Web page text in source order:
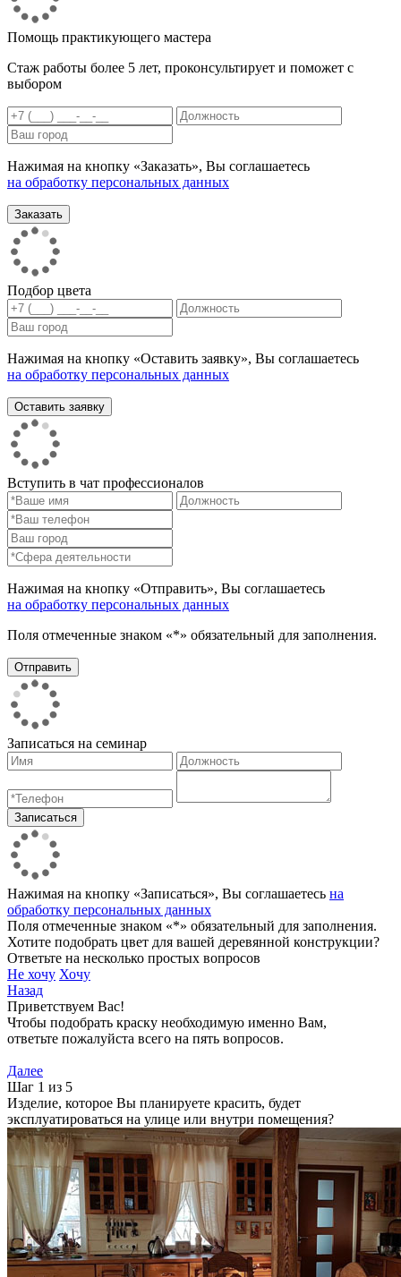
Помощь практикующего мастера
Стаж работы более 5 лет, проконсультирует и поможет с
выбором
Нажимая на кнопку «Заказать», Вы соглашаетесь
на обработку персональных данных
Подбор цвета
Нажимая на кнопку «Оставить заявку», Вы соглашаетесь
на обработку персональных данных
Вступить в чат профессионалов
Нажимая на кнопку «Отправить», Вы соглашаетесь
на обработку персональных данных
Поля отмеченные знаком «*» обязательный для заполнения.
Записаться на семинар
Нажимая на кнопку «Записаться», Вы соглашаетесь на
обработку персональных данных
Поля отмеченные знаком «*» обязательный для заполнения.
Хотите подобрать цвет для вашей деревянной конструкции?
Ответьте на несколько простых вопросов
Не хочу Хочу
Назад
Приветствуем Вас!
Чтобы подобрать краску необходимую именно Вам,
ответьте пожалуйста всего на пять вопросов.
Далее
Шаг 1 из 5
Изделие, которое Вы планируете красить, будет
эксплуатироваться на улице или внутри помещения?